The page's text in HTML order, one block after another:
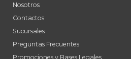
Nosotros
Contactos
Sucursales
Preguntas Frecuentes
Promociones y Bases Legales